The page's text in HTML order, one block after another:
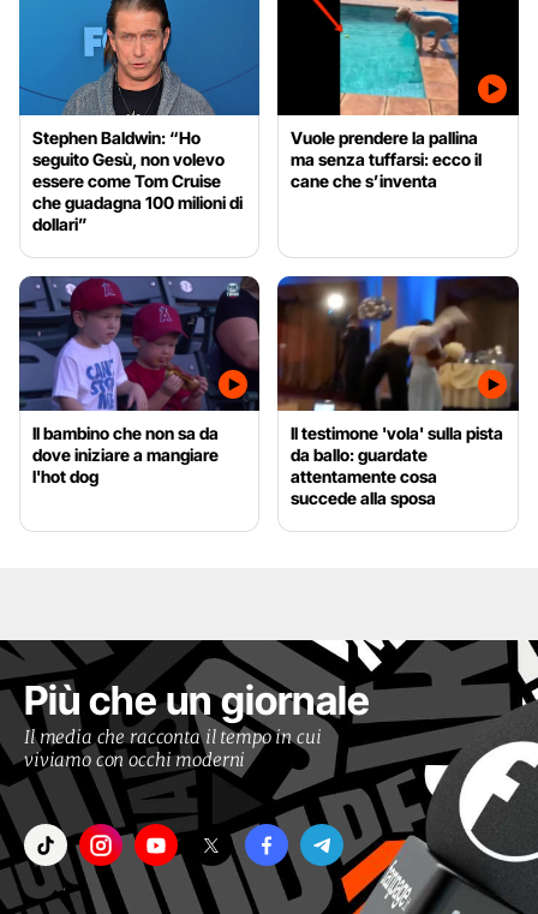
Stephen Baldwin: “Ho
seguito Gesù, non volevo
essere come Tom Cruise
che guadagna 100 milioni di
dollari”
Vuole prendere la pallina
ma senza tuffarsi: ecco il
cane che s’inventa
Il bambino che non sa da
dove iniziare a mangiare
l'hot dog
Il testimone 'vola' sulla pista
da ballo: guardate
attentamente cosa
succede alla sposa
Più che un giornale
Il media che racconta il tempo in cui
viviamo con occhi moderni